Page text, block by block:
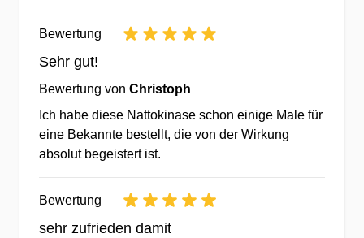
✔Kein Mindestbestellwert - testen Sie
lieber erst einmal.
✔beständige Fortentwicklung &
✔durch Kommunikation mit 10.000-den
Bewertung
Sehr gut!
Bewertung von Christoph
Ich habe diese Nattokinase schon einige Male für
eine Bekannte bestellt, die von der Wirkung
absolut begeistert ist.
Bewertung
sehr zufrieden damit